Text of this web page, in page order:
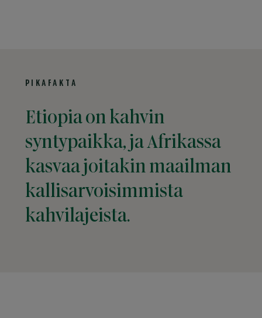
PIKAFAKTA
Etiopia on kahvin
syntypaikka, ja Afrikassa
kasvaa joitakin maailman
kallisarvoisimmista
kahvilajeista.